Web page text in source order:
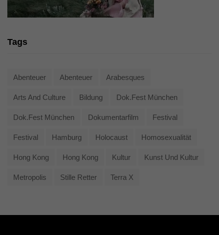
Tags
Abenteuer Abenteuer Arabesques
Arts And Culture Bildung Dok.fest München
Dok.fest München Dokumentarfilm Festival
Festival Hamburg Holocaust Homosexualität
Hong Kong Hong Kong Kultur Kunst Und Kultur
Metropolis Stille Retter Terra X